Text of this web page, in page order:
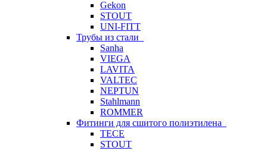
Gekon
STOUT
UNI-FITT
Трубы из стали
Sanha
VIEGA
LAVITA
VALTEC
NEPTUN
Stahlmann
ROMMER
Фитинги для сшитого полиэтилена
TECE
STOUT